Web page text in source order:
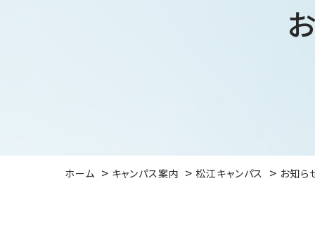
ホーム キャンパス案内 松江キャンパス お知ら